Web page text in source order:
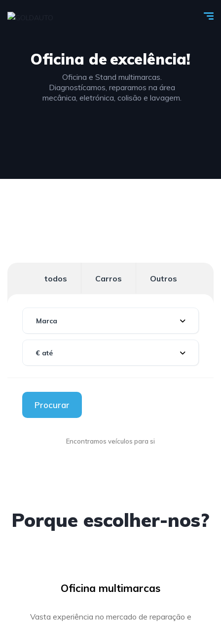
Oficina de excelência!
Oficina e Stand multimarcas.
Diagnostícamos, reparamos na área
mecânica, eletrónica, colisão e lavagem.
todos Carros Outros
Marca
€ até
Procurar
Encontramos veículos para si
Porque escolher-nos?
Oficina multimarcas
Vasta experiência no mercado de reparação e